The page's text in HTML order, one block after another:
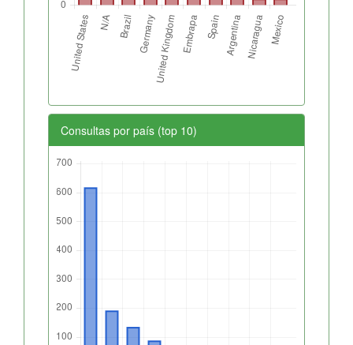
Consultas por país (top 10)